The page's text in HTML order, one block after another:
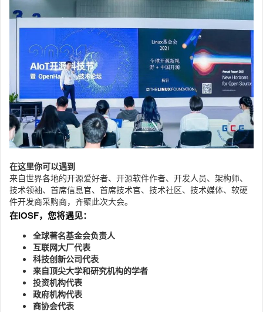
在这里你可以遇到
来自世界各地的开源爱好者、开源软件作者、开发人员、架构师、
技术领袖、首席信息官、首席技术官、技术社区、技术媒体、软硬
件开发商采购商，齐聚此次大会。
在IOSF，您将遇见：
全球著名基金会负责人
互联网大厂代表
科技创新公司代表
来自顶尖大学和研究机构的学者
投资机构代表
政府机构代表
商协会代表